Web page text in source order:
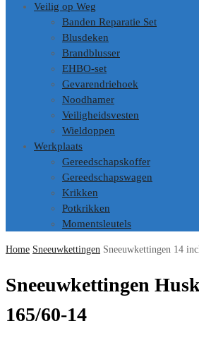
Veilig op Weg
Banden Reparatie Set
Blusdeken
Brandblusser
EHBO-set
Gevarendriehoek
Noodhamer
Veiligheidsvesten
Wieldoppen
Werkplaats
Gereedschapskoffer
Gereedschapswagen
Krikken
Potkrikken
Momentsleutels
Home Sneeuwkettingen Sneeuwkettingen 14
Sneeuwkettingen
165/60-14